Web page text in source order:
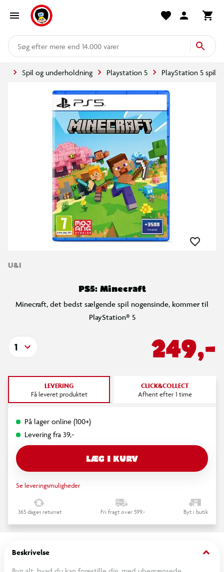
mere end 14.000 varer
Spil og underholdning Playstation 5 PlayStation 5 spil
U&I
PS5: Minecraft
Minecraft, det bedst sælgende spil nogensinde, kommer til
PlayStation® 5
249,-
1
LEVERING
Få leveret produktet
CLICK&COLLECT
Afhent efter 1 time
På lager online (100+)
Levering fra 39,-
LÆG I KURV
Se leveringsmuligheder
365 dages returret Fri fragt over 599,- Byt i butik
Beskrivelse keyboard_arrow_down